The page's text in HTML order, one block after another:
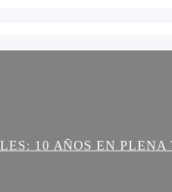
10 AÑOS EN PLENA